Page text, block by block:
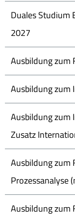
Duales Studium
2027
Ausbildung zum
Ausbildung
Ausbildung
Zusatz
Ausbildung zum
Prozessanalyse
Ausbildung zum